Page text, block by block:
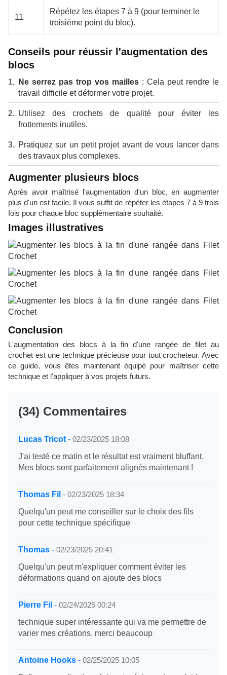
11
Répétez les étapes 7 à 9 (pour terminer le
troisième point du bloc).
Conseils pour réussir l'augmentation des
blocs
Ne serrez pas trop vos mailles : Cela peut rendre le
travail difficile et déformer votre projet.
Utilisez des crochets de qualité pour éviter les
frottements inutiles.
Pratiquez sur un petit projet avant de vous lancer dans
des travaux plus complexes.
Augmenter plusieurs blocs
Après avoir maîtrisé l'augmentation d'un bloc, en augmenter
plus d'un est facile. Il vous suffit de répéter les étapes 7 à 9 trois
fois pour chaque bloc supplémentaire souhaité.
Images illustratives
Conclusion
L'augmentation des blocs à la fin d'une rangée de filet au
crochet est une technique précieuse pour tout crocheteur. Avec
ce guide, vous êtes maintenant équipé pour maîtriser cette
technique et l'appliquer à vos projets futurs.
(34) Commentaires
Lucas Tricot - 02/23/2025 18:08
J'ai testé ce matin et le résultat est vraiment bluffant.
Mes blocs sont parfaitement alignés maintenant !
Thomas Fil - 02/23/2025 18:34
Quelqu'un peut me conseiller sur le choix des fils
pour cette technique spécifique
Thomas - 02/23/2025 20:41
Quelqu'un peut m'expliquer comment éviter les
déformations quand on ajoute des blocs
Pierre Fil - 02/24/2025 00:24
technique super intéressante qui va me permettre de
varier mes créations. merci beaucoup
Antoine Hooks - 02/25/2025 10:05